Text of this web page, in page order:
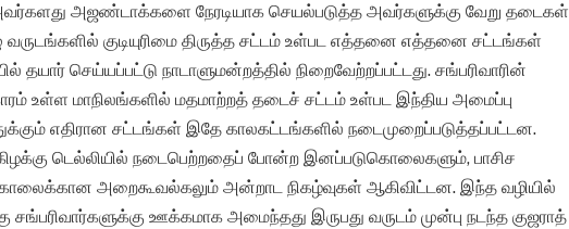
அஜண்டாக்களை நேரடியாக செயல்படுத்த அவர்களுக்கு வேறு தடைகள்
வருடங்களில் குடியுரிமை திருத்த சட்டம் உள்பட எத்தனை எத்தனை சட்டங்கள்
தயார் செய்யப்பட்டு நாடாளுமன்றத்தில் நிறைவேற்றப்பட்டது. சங்பரிவாரின்
உள்ள மாநிலங்களில் மதமாற்றத் தடைச் சட்டம் உள்பட இந்திய அமைப்பு
எதிரான சட்டங்கள் இதே காலகட்டங்களில் நடைமுறைப்படுத்தப்பட்டன.
டெல்லியில் நடைபெற்றதைப் போன்ற இனப்படுகொலைகளும், பாசிச
அறைகூவல்கலும் அன்றாட நிகழ்வுகள் ஆகிவிட்டன. இந்த வழியில்
சங்பரிவார்களுக்கு ஊக்கமாக அமைந்தது இருபது வருடம் முன்பு நடந்த குஜராத்